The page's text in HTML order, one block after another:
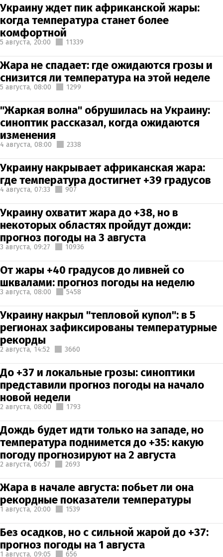
Украину ждет пик африканской жары:
когда температура станет более
комфортной
5 августа, 20:00 11339
Жара не спадает: где ожидаются грозы и
снизится ли температура на этой неделе
5 августа, 08:00 1299
"Жаркая волна" обрушилась на Украину:
синоптик рассказал, когда ожидаются
изменения
4 августа, 08:00 2338
Украину накрывает африканская жара:
где температура достигнет +39 градусов
4 августа, 07:33 907
Украину охватит жара до +38, но в
некоторых областях пройдут дожди:
прогноз погоды на 3 августа
3 августа, 09:27 10936
От жары +40 градусов до ливней со
шквалами: прогноз погоды на неделю
3 августа, 08:00 5458
Украину накрыл "тепловой купол": в 5
регионах зафиксированы температурные
рекорды
2 августа, 14:52 3660
До +37 и локальные грозы: синоптики
представили прогноз погоды на начало
новой недели
2 августа, 08:00 1793
Дождь будет идти только на западе, но
температура поднимется до +35: какую
погоду прогнозируют на 2 августа
2 августа, 06:57 2693
Жара в начале августа: побьет ли она
рекордные показатели температуры
1 августа, 20:00 1539
Без осадков, но с сильной жарой до +37:
прогноз погоды на 1 августа
1 августа, 09:05 656